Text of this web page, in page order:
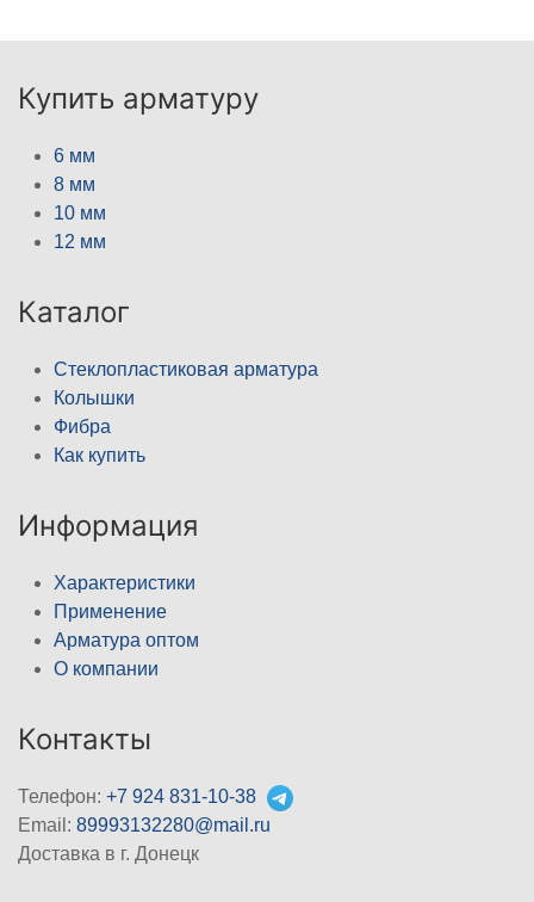
Купить арматуру
6 мм
8 мм
10 мм
12 мм
Каталог
Стеклопластиковая арматура
Колышки
Фибра
Как купить
Информация
Характеристики
Применение
Арматура оптом
О компании
Контакты
Телефон: +7 924 831-10-38
Email: 89993132280@mail.ru
Доставка в г. Донецк